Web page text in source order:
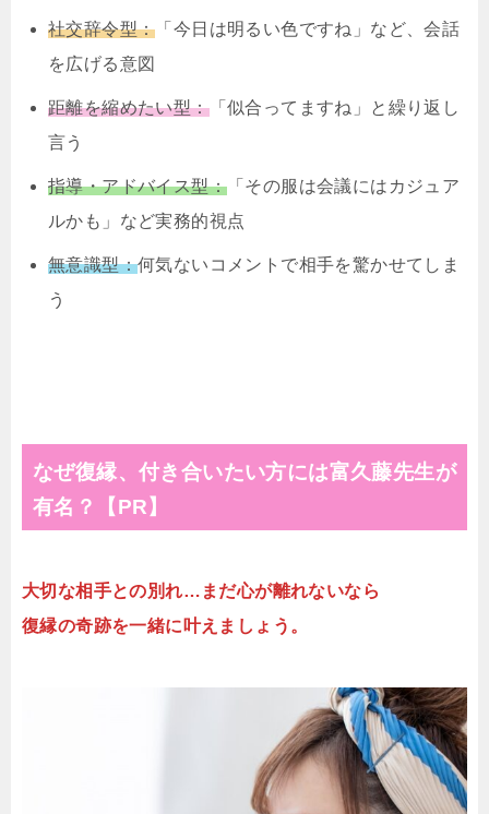
社交辞令型： 「今日は明るい色ですね」など、会話
を広げる意図
距離を縮めたい型：「似合ってますね」と繰り返し
言う
指導・アドバイス型： 「その服は会議にはカジュア
ルかも」など実務的視点
無意識型：何気ないコメントで相手を驚かせてしま
う
なぜ復縁、付き合いたい方には富久藤先生が
有名？【PR】
大切な相手との別れ…まだ心が離れないなら
復縁の奇跡を一緒に叶えましょう。